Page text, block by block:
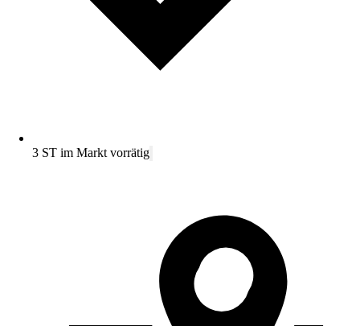
3 ST im Markt vorrätig